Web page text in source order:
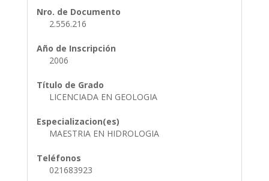
Nro. de Documento
2.556.216
Año de Inscripción
2006
Título de Grado
LICENCIADA EN GEOLOGIA
Especializacion(es)
MAESTRIA EN HIDROLOGIA
Teléfonos
021683923